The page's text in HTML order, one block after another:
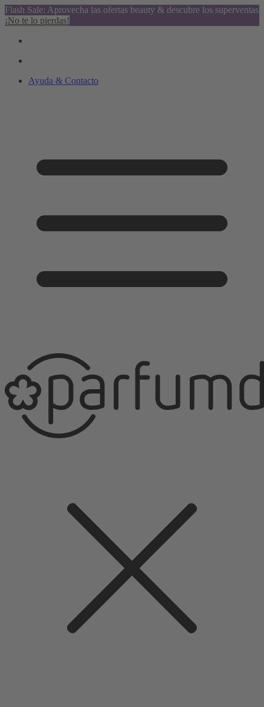
Flash Sale: Aprovecha las ofertas beauty & descubre los superventas
¡No te lo pierdas!
Ayuda & Contacto